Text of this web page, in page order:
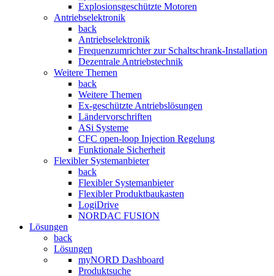
Explosionsgeschützte Motoren
Antriebselektronik
back
Antriebselektronik
Frequenzumrichter zur Schaltschrank-Installation
Dezentrale Antriebstechnik
Weitere Themen
back
Weitere Themen
Ex-geschützte Antriebslösungen
Ländervorschriften
ASi Systeme
CFC open-loop Injection Regelung
Funktionale Sicherheit
Flexibler Systemanbieter
back
Flexibler Systemanbieter
Flexibler Produktbaukasten
LogiDrive
NORDAC FUSION
Lösungen
back
Lösungen
myNORD Dashboard
Produktsuche